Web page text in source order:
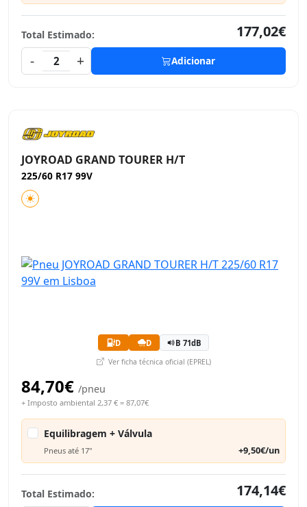
Total Estimado:
177,02€
-
2 + Adicionar
JOYROAD GRAND TOURER H/T
225/60 R17 99V
D D B 71dB
Ver ficha técnica oficial (EPREL)
84,70€ /pneu
+ Imposto ambiental 2,37 € = 87,07€
Equilibragem + Válvula
Pneus até 17" +9,50€/un
Total Estimado:
174,14€